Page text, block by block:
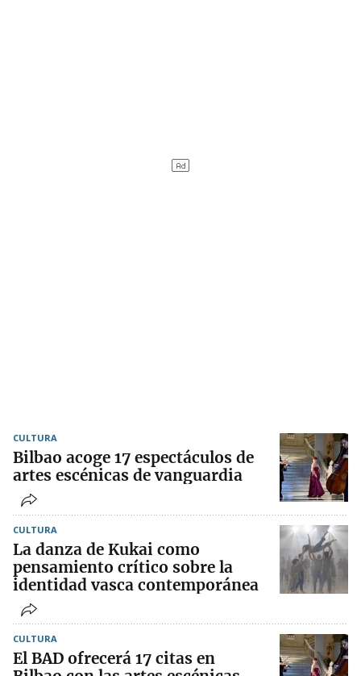
CULTURA
Bilbao acoge 17 espectáculos de
artes escénicas de vanguardia
CULTURA
La danza de Kukai como
pensamiento crítico sobre la
identidad vasca contemporánea
CULTURA
El BAD ofrecerá 17 citas en